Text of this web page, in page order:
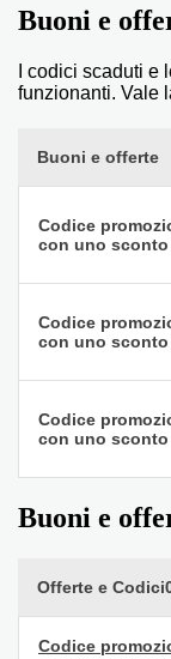
Buoni e
I codici scaduti e
funzionanti. Vale
Buoni e offerte
Codice
con uno sconto
Codice
con uno sconto
Codice
con uno sconto
Buoni e
Offerte e
Codice